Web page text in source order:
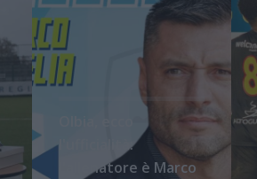
l'ufficialità:
l'allenatore è Marco